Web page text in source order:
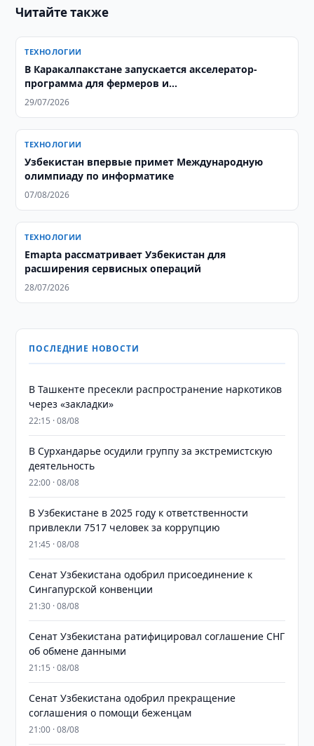
Читайте также
ТЕХНОЛОГИИ
В Каракалпакстане запускается акселератор-
программа для фермеров и
агропредпринимателей
29/07/2026
ТЕХНОЛОГИИ
Узбекистан впервые примет Международную
олимпиаду по информатике
07/08/2026
ТЕХНОЛОГИИ
Emapta рассматривает Узбекистан для
расширения сервисных операций
28/07/2026
ПОСЛЕДНИЕ НОВОСТИ
В Ташкенте пресекли распространение наркотиков
через «закладки»
22:15 · 08/08
В Сурхандарье осудили группу за экстремистскую
деятельность
22:00 · 08/08
В Узбекистане в 2025 году к ответственности
привлекли 7517 человек за коррупцию
21:45 · 08/08
Сенат Узбекистана одобрил присоединение к
Сингапурской конвенции
21:30 · 08/08
Сенат Узбекистана ратифицировал соглашение СНГ
об обмене данными
21:15 · 08/08
Сенат Узбекистана одобрил прекращение
соглашения о помощи беженцам
21:00 · 08/08